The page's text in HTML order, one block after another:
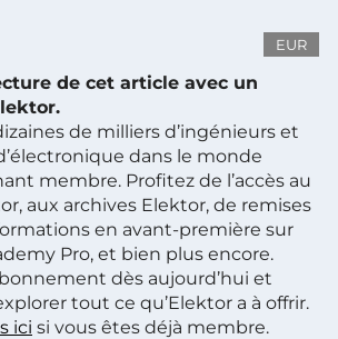
EUR
de cet article avec un
de milliers d’ingénieurs et
dans le monde
membre. Profitez de l’accès au
aux archives Elektor, de remises
en avant-première sur
Pro, et bien plus encore.
dès aujourd’hui et
tout ce qu’Elektor a à offrir.
ici si vous êtes déjà membre.